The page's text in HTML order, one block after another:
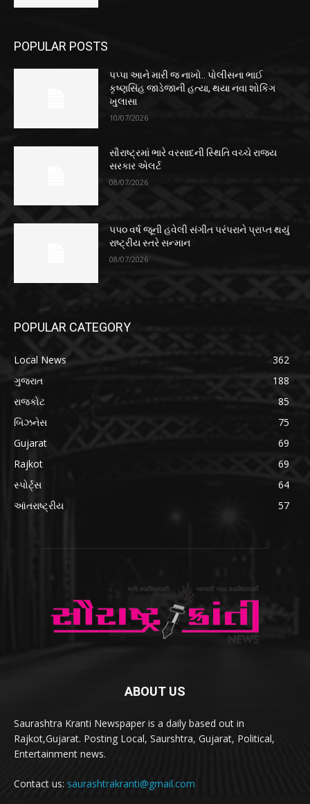
POPULAR POSTS
પપ્પા આને મારી જ નાખો.. પોલીસના ભાઈ
કૃષ્ણસિંહ જાડેજાની હત્યા, થયા નવા શોકિંગ
ખુલાસા
10/07/2026
સૌરાષ્ટ્રમાં ભારે વરસાદની સ્થિતિ વચ્ચે રાજ્ય
સરકાર એલર્ટ
08/07/2026
૫૫૦ વર્ષ જૂની હવેલી સંગીત પરંપરાને પ્રાપ્ત થયું
રાષ્ટ્રીય સ્તરે સન્માન
08/07/2026
POPULAR CATEGORY
Local News
362
ગુજરાત
188
રાજકોટ
85
બિઝનેસ
75
Gujarat
69
Rajkot
69
સ્પોર્ટ્સ
64
આંતરાષ્ટ્રીય
57
ABOUT US
Saurashtra Kranti Newspaper is a daily based out in
Rajkot,Gujarat. Posting Local, Saurshtra, Gujarat, Political,
Entertainment news.
Contact us: saurashtrakranti@gmail.com